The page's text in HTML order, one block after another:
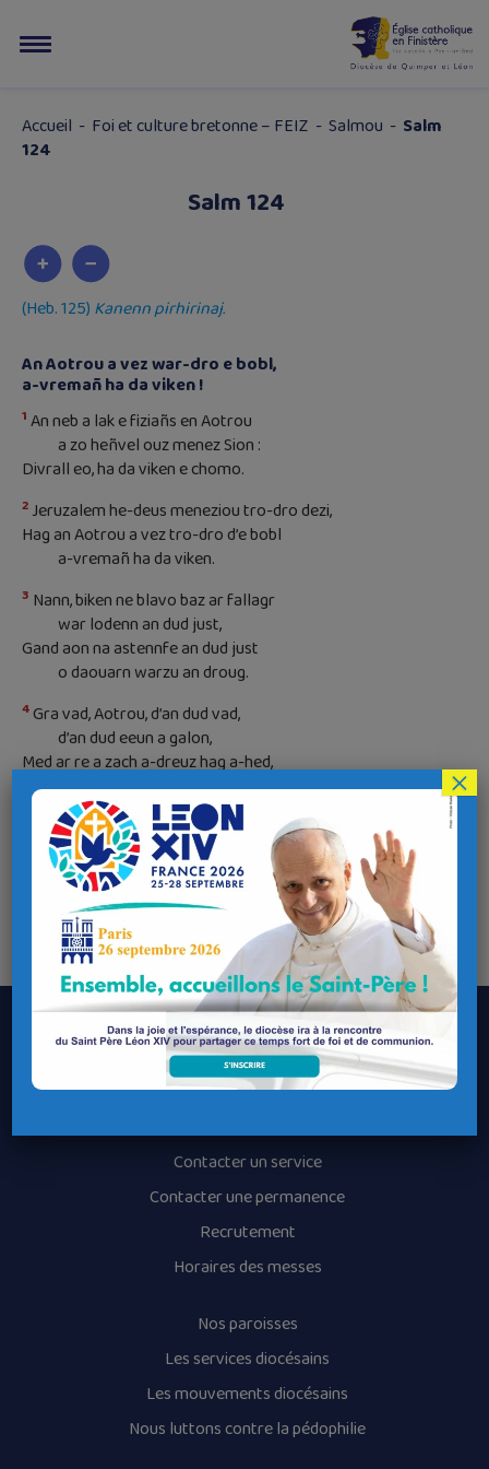
Accueil - Foi et culture bretonne – FEIZ - Salmou - Salm
124
Salm 124
(Heb. 125) Kanenn pirhirinaj.
An Aotrou a vez war-dro e bobl,
a-vremañ ha da viken !
1 An neb a lak e fiziañs en Aotrou
a zo heñvel ouz menez Sion :
Divrall eo, ha da viken e chomo.
2 Jeruzalem he-deus meneziou tro-dro dezi,
Hag an Aotrou a vez tro-dro d’e bobl
a-vremañ ha da viken.
3 Nann, biken ne blavo baz ar fallagr
war lodenn an dud just,
Gand aon na astennfe an dud just
o daouarn warzu an droug.
4 Gra vad, Aotrou, d’an dud vad,
d’an dud eeun a galon,
Med ar re a zach a-dreuz hag a-hed,
kas anezo Aotrou gand ar re fallagr !
Peoc’h war lzrael !
Fidel eo an Aotrou : ho tiwall a ra,
hag ho lakaad divrall !
« Peoc’h ha trugarez da Izrael Doue ! »(Gal. 6,16)
Le Diocèse de Quimper et Léon
Contacter le Diocèse
Contacter un service
Contacter une permanence
Recrutement
Horaires des messes
Nos paroisses
Les services diocésains
Les mouvements diocésains
Nous luttons contre la pédophilie
×